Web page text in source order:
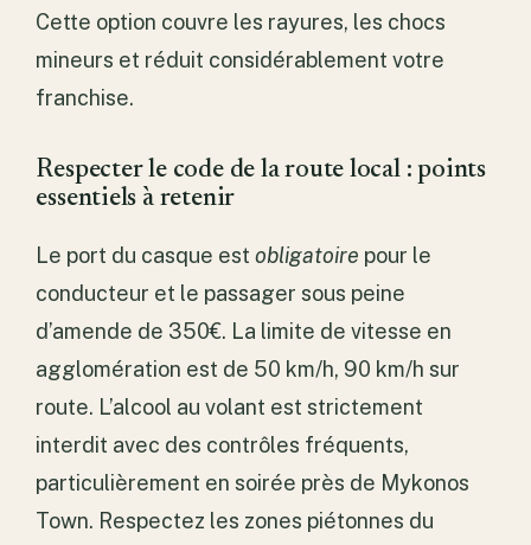
Cette option couvre les rayures, les chocs
mineurs et réduit considérablement votre
franchise.
Respecter le code de la route local : points
essentiels à retenir
Le port du casque estobligatoire pour le
conducteur et le passager sous peine
d’amende de 350€. La limite de vitesse en
agglomération est de 50 km/h, 90 km/h sur
route. L’alcool au volant est strictement
interdit avec des contrôles fréquents,
particulièrement en soirée près de Mykonos
Town. Respectez les zones piétonnes du